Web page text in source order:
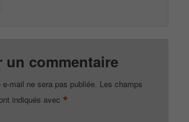
un commentaire
e-mail ne sera pas publiée. Les champs
indiqués avec *